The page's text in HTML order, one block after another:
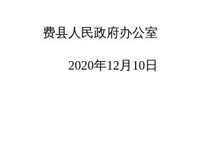
费县人民政府办公室
2020年12月10日